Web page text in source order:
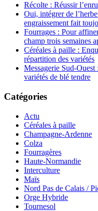
Récolte : Réussir
Oui, intégrer de
engraissement fait
Fourrages : Pour
champ trois semaines
Céréales à paille :
répartition des variétés
Messagerie Sud-Ouest
variétés de blé tendre
Catégories
Actu
Céréales à paille
Champagne-Ardenne
Colza
Fourragères
Haute-Normandie
Interculture
Maïs
Nord Pas de Calais /
Orge Hybride
Tournesol